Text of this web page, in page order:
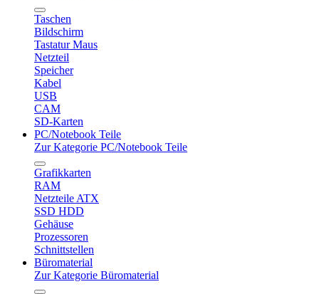
Taschen
Bildschirm
Tastatur Maus
Netzteil
Speicher
Kabel
USB
CAM
SD-Karten
PC/Notebook Teile
Zur Kategorie PC/Notebook Teile
Grafikkarten
RAM
Netzteile ATX
SSD HDD
Gehäuse
Prozessoren
Schnittstellen
Büromaterial
Zur Kategorie Büromaterial